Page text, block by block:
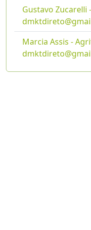
Gustavo
Marcia Assis -